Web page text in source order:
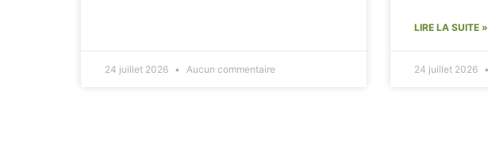
24 juillet 2026 Aucun commentaire
LIRE LA SUITE »
24 juillet 2026